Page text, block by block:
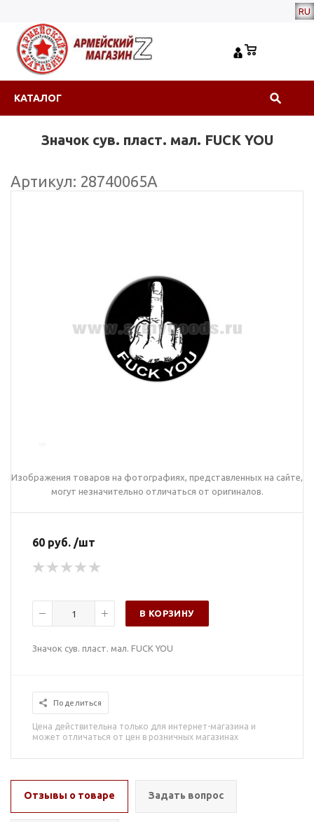
RU
КАТАЛОГ
Значок сув. пласт. мал. FUCK YOU
Артикул: 28740065А
Изображения товаров на фотографиях, представленных на сайте,
могут незначительно отличаться от оригиналов.
60 руб. /шт
В КОРЗИНУ
Значок сув. пласт. мал. FUCK YOU
Поделиться
Цена действительна только для интернет-магазина и
может отличаться от цен в розничных магазинах
Отзывы о товаре Задать вопрос